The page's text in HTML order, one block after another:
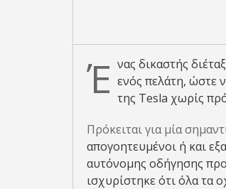
Έ νας δικαστής
ενός πελάτη, ώστε
της Tesla χωρίς
Πρόκειται για μία
απογοητευμένοι ή και
αυτόνομης οδήγησης
ισχυρίστηκε ότι όλα τα